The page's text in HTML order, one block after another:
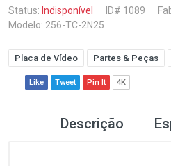
Status: Indisponível ID# 1089
Modelo: 256-TC-2N25
Placa de Vídeo Partes & Peças
Like Tweet Pin It 4K
Descrição